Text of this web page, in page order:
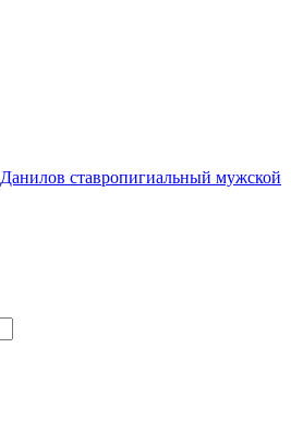
Данилов ставропигиальный мужской